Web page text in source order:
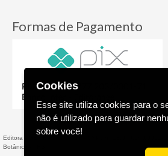
Formas de Pagamento
Editora AGE - Livraria Virtual - CNPJ n° 13.099.540/0001-
Botânico - - RS
Cookies
Esse site utiliza cookies para o
não é utilizado para guardar
sobre você!